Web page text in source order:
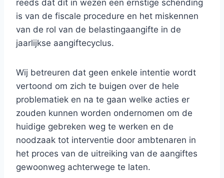
reeds dat dit in wezen een ernstige schending
is van de fiscale procedure en het miskennen
van de rol van de belastingaangifte in de
jaarlijkse aangiftecyclus.
Wij betreuren dat geen enkele intentie wordt
vertoond om zich te buigen over de hele
problematiek en na te gaan welke acties er
zouden kunnen worden ondernomen om de
huidige gebreken weg te werken en de
noodzaak tot interventie door ambtenaren in
het proces van de uitreiking van de aangiftes
gewoonweg achterwege te laten.